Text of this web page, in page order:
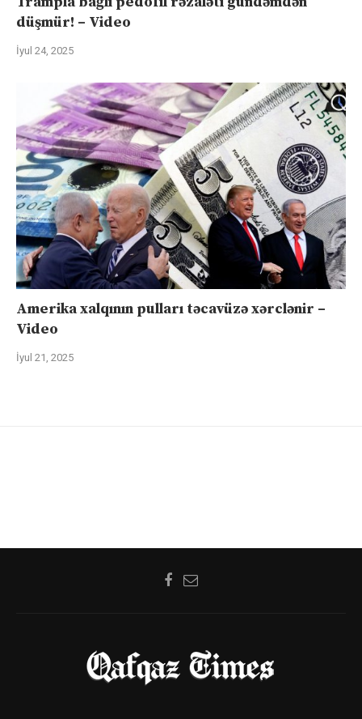
düşmür! – Video
İyul 24, 2025
Amerika xalqının pulları təcavüzə xərclənir –
Video
İyul 21, 2025